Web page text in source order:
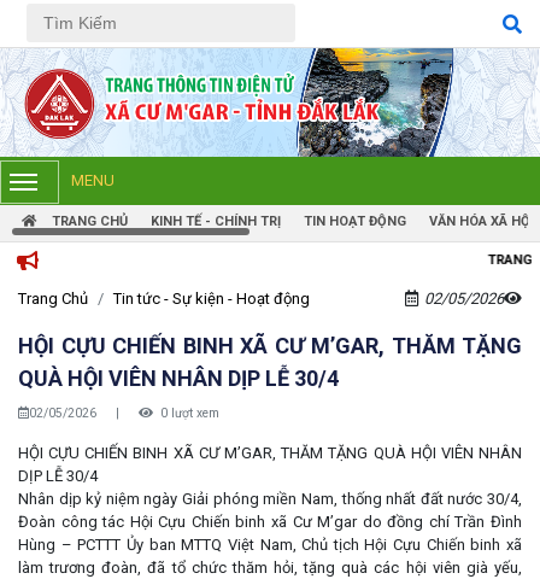
Tiếng Việt Tiếng Anh
MENU
TRANG CHỦ KINH TẾ - CHÍNH TRỊ TIN HOẠT ĐỘNG VĂN HÓA XÃ HỘI
TRANG THÔNG TIN ĐIỆN TỬ XÃ
Trang Chủ Tin tức - Sự kiện - Hoạt động 02/05/2026
HỘI CỰU CHIẾN BINH XÃ CƯ M’GAR, THĂM TẶNG
QUÀ HỘI VIÊN NHÂN DỊP LỄ 30/4
02/05/2026 | 0 lượt xem
HỘI CỰU CHIẾN BINH XÃ CƯ M’GAR, THĂM TẶNG QUÀ HỘI VIÊN NHÂN
DỊP LỄ 30/4
Nhân dịp kỷ niệm ngày Giải phóng miền Nam, thống nhất đất nước 30/4,
Đoàn công tác Hội Cựu Chiến binh xã Cư M’gar do đồng chí Trần Đình
Hùng – PCTTT Ủy ban MTTQ Việt Nam, Chủ tịch Hội Cựu Chiến binh xã
làm trương đoàn, đã tổ chức thăm hỏi, tặng quà các hội viên già yếu,